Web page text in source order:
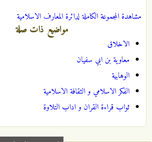
مشاهدة المجموعة الكاملة لدائرة المعارف الاسلامية
مواضيع ذات صلة
الاخلاق
معاوية بن ابي سفيان
الوهابية
الفكر الاسلامي و الثقافة الاسلامية
ثواب قراءة القران و اداب التلاوة